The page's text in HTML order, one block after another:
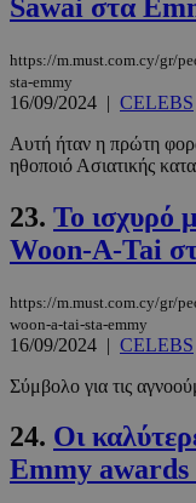
Sawai στα
https://m.must.com.cy/gr/
sta-emmy
16/09/2024 | CELEBS
Αυτή ήταν η πρώτη
ηθοποιό Ασιατικής
23. Το ισχυρό
Woon-A-Tai
https://m.must.com.cy/gr/
woon-a-tai-sta-emmy
16/09/2024 | CELEBS
Σύμβολο για τις
24. Οι
Emmy awards
__cf_bm
LangCookie